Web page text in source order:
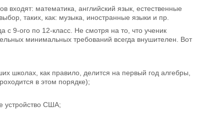
входят: математика, английский язык, естественные
таких, как: музыка, иностранные языки и пр.
с 9-ого по 12-класс. Не смотря на то, что ученик
минимальных требований всегда внушителен. Вот
школах, как правило, делится на первый год алгебры,
в этом порядке);
устройство США;